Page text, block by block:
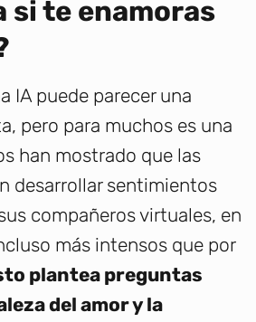
si te enamoras
IA puede parecer una
pero para muchos es una
han mostrado que las
desarrollar sentimientos
compañeros virtuales, en
más intensos que por
plantea preguntas
del amor y la